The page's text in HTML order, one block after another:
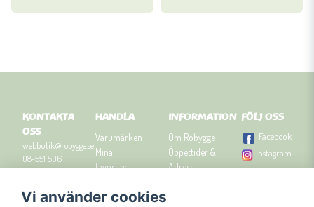
KONTAKTA
OSS
webbutik@robygge.se
08-551 506
Orgnummer: 556463-
HANDLA
Varumärken
Mina
favoriter
Om cookies
INFORMATION
Om Robygge
Öppettider &
Adress
FÖLJ OSS
Facebook
Instagram
Vi använder cookies